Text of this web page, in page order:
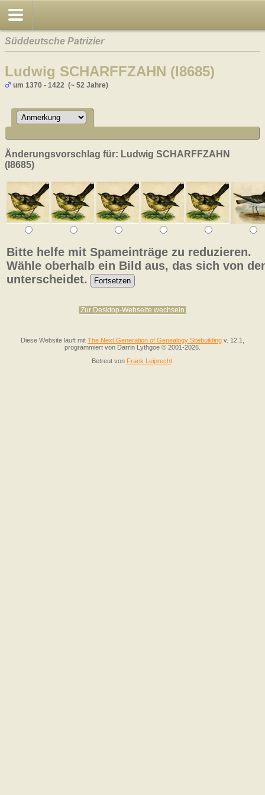
Süddeutsche Patrizier
Ludwig SCHARFFZAHN (I8685)
um 1370 - 1422 (~ 52 Jahre)
Änderungsvorschlag für: Ludwig SCHARFFZAHN
(I8685)
Bitte helfe mit Spameinträge zu reduzieren.
Wähle oberhalb ein Bild aus, das sich von
unterscheidet.
Zur Desktop-Webseite wechseln
Diese Website läuft mit The Next Generation of Genealogy Sitebuilding v. 12.1,
programmiert von Darrin Lythgoe © 2001-2026.
Betreut von Frank Leiprecht.